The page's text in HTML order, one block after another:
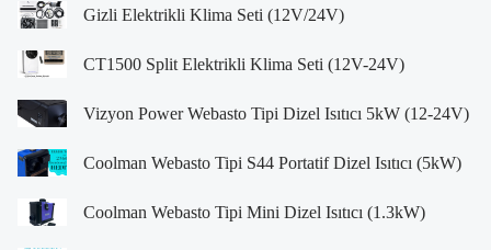
Gizli Elektrikli Klima Seti (12V/24V)
CT1500 Split Elektrikli Klima Seti (12V-24V)
Vizyon Power Webasto Tipi Dizel Isıtıcı 5kW (12-24V)
Coolman Webasto Tipi S44 Portatif Dizel Isıtıcı (5kW)
Coolman Webasto Tipi Mini Dizel Isıtıcı (1.3kW)